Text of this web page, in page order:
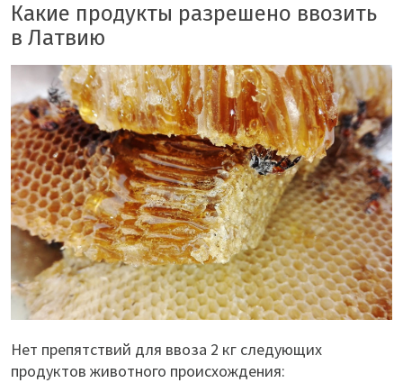
Какие продукты разрешено ввозить
в Латвию
Нет препятствий для ввоза 2 кг следующих
продуктов животного происхождения: